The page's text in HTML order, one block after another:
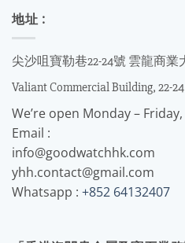
地址 :
尖沙咀寶勒巷22-24號 雲龍商業
Valiant Commercial Building, 22-
We’re open Monday –
Email :
info@goodwatchhk.com
yhh.contact@gmail.com
Whatsapp : +852 64132407